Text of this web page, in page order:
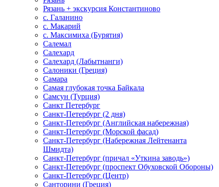
Рязань + экскурсия Константиново
с. Галанино
с. Макарий
с. Максимиха (Бурятия)
Салемал
Салехард
Салехард (Лабытнанги)
Салоники (Греция)
Самара
Самая глубокая точка Байкала
Самсун (Турция)
Санкт Петербург
Санкт-Петербург (2 дня)
Санкт-Петербург (Английская набережная)
Санкт-Петербург (Морской фасад)
Санкт-Петербург (Набережная Лейтенанта
Шмидта)
Санкт-Петербург (причал «Уткина заводь»)
Санкт-Петербург (проспект Обуховской Обороны)
Санкт-Петербург (Центр)
Санторини (Греция)